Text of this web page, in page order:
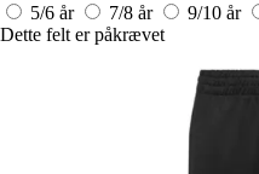
5/6 år
7/8 år 9/10 år
Dette felt er påkrævet